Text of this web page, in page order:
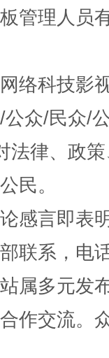
管理人员
络科技影
众/民众/
法律、政
民。
感言即表
联系，电
属多元发
作交流。